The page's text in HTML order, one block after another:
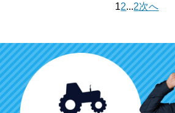
12...2次へ